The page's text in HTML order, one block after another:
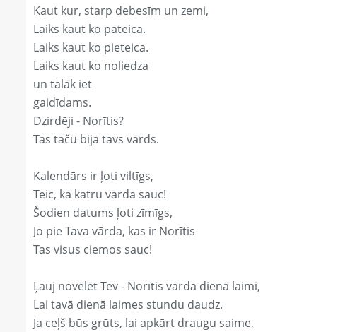
Kaut kur, starp debesīm un zemi,
Laiks kaut ko pateica.
Laiks kaut ko pieteica.
Laiks kaut ko noliedza
un tālāk iet
gaidīdams.
Dzirdēji - Norītis?
Tas taču bija tavs vārds.
Kalendārs ir ļoti viltīgs,
Teic, kā katru vārdā sauc!
Šodien datums ļoti zīmīgs,
Jo pie Tava vārda, kas ir Norītis
Tas visus ciemos sauc!
Ļauj novēlēt Tev - Norītis vārda dienā laimi,
Lai tavā dienā laimes stundu daudz.
Ja ceļš būs grūts, lai apkārt draugu saime,